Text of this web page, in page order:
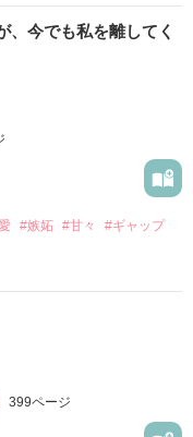
、今でも私を離してく
#嫉妬 #甘々 #ギャップ
自分から振った。
399ページ